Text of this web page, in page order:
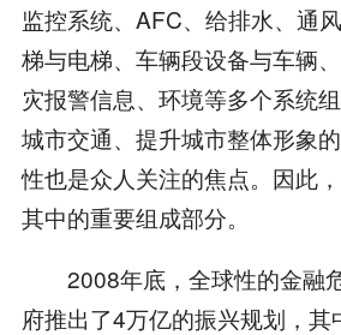
监控系统、AFC、给排水、通
梯与电梯、车辆段设备与车辆
灾报警信息、环境等多个系统
城市交通、提升城市整体形象
性也是众人关注的焦点。因此
其中的重要组成部分。
2008年底，全球性的金融
府推出了4万亿的振兴规划，